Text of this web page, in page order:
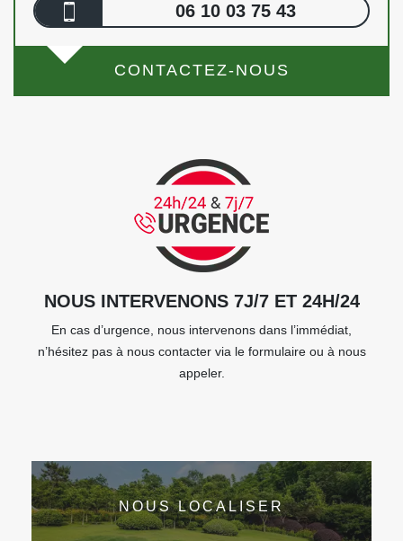
06 10 03 75 43
CONTACTEZ-NOUS
NOUS INTERVENONS 7J/7 ET 24H/24
En cas d’urgence, nous intervenons dans l’immédiat,
n’hésitez pas à nous contacter via le formulaire ou à nous
appeler.
NOUS LOCALISER